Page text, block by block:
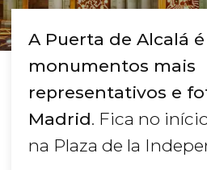
A Puerta de Alcalá
monumentos mais
representativos e
Madrid. Fica no
na Plaza de la